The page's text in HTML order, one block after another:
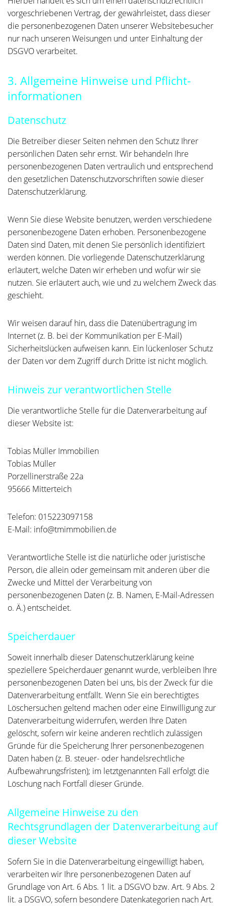
vorgeschriebenen Vertrag, der gewährleistet, dass dieser
die personenbezogenen Daten unserer Websitebesucher
nur nach unseren Weisungen und unter Einhaltung der
DSGVO verarbeitet.
3. Allgemeine Hinweise und Pflicht­
informationen
Datenschutz
Die Betreiber dieser Seiten nehmen den Schutz Ihrer
persönlichen Daten sehr ernst. Wir behandeln Ihre
personenbezogenen Daten vertraulich und entsprechend
den gesetzlichen Datenschutzvorschriften sowie dieser
Datenschutzerklärung.
Wenn Sie diese Website benutzen, werden verschiedene
personenbezogene Daten erhoben. Personenbezogene
Daten sind Daten, mit denen Sie persönlich identifiziert
werden können. Die vorliegende Datenschutzerklärung
erläutert, welche Daten wir erheben und wofür wir sie
nutzen. Sie erläutert auch, wie und zu welchem Zweck das
geschieht.
Wir weisen darauf hin, dass die Datenübertragung im
Internet (z. B. bei der Kommunikation per E-Mail)
Sicherheitslücken aufweisen kann. Ein lückenloser Schutz
der Daten vor dem Zugriff durch Dritte ist nicht möglich.
Hinweis zur verantwortlichen Stelle
Die verantwortliche Stelle für die Datenverarbeitung auf
dieser Website ist:
Tobias Müller Immobilien
Tobias Müller
Porzellinerstraße 22a
95666 Mitterteich
Telefon: 015223097158
E-Mail: info@tmimmobilien.de
Verantwortliche Stelle ist die natürliche oder juristische
Person, die allein oder gemeinsam mit anderen über die
Zwecke und Mittel der Verarbeitung von
personenbezogenen Daten (z. B. Namen, E-Mail-Adressen
o. Ä.) entscheidet.
Speicherdauer
Soweit innerhalb dieser Datenschutzerklärung keine
speziellere Speicherdauer genannt wurde, verbleiben Ihre
personenbezogenen Daten bei uns, bis der Zweck für die
Datenverarbeitung entfällt. Wenn Sie ein berechtigtes
Löschersuchen geltend machen oder eine Einwilligung zur
Datenverarbeitung widerrufen, werden Ihre Daten
gelöscht, sofern wir keine anderen rechtlich zulässigen
Gründe für die Speicherung Ihrer personenbezogenen
Daten haben (z. B. steuer- oder handelsrechtliche
Aufbewahrungsfristen); im letztgenannten Fall erfolgt die
Löschung nach Fortfall dieser Gründe.
Allgemeine Hinweise zu den
Rechtsgrundlagen der Datenverarbeitung auf
dieser Website
Sofern Sie in die Datenverarbeitung eingewilligt haben,
verarbeiten wir Ihre personenbezogenen Daten auf
Grundlage von Art. 6 Abs. 1 lit. a DSGVO bzw. Art. 9 Abs. 2
lit. a DSGVO, sofern besondere Datenkategorien nach Art.